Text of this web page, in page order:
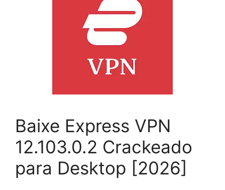
Baixe Express VPN
12.103.0.2 Crackeado
para Desktop [2026]